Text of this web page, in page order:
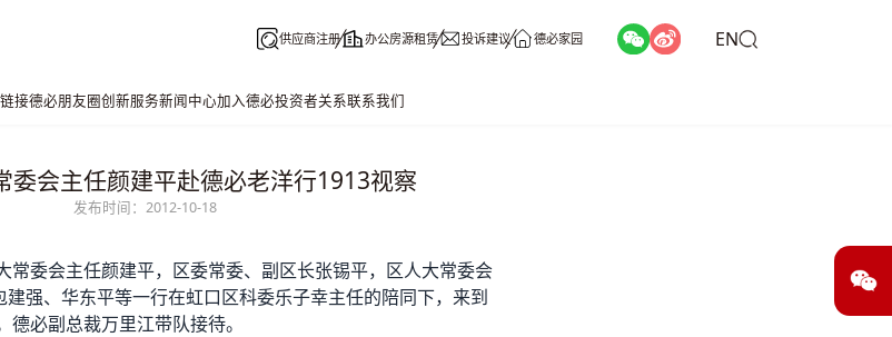
供应商注册 办公房源租赁 投诉建议 德必家园 EN
接德必朋友圈创新服务新闻中心加入德必投资者关系联系我们
委会主任颜建平赴德必老洋行1913视察
发布时间：2012-10-18
常委会主任颜建平，区委常委、副区长张锡平，区人大常委会
强、华东平等一行在虹口区科委乐子幸主任的陪同下，来到
必副总裁万里江带队接待。